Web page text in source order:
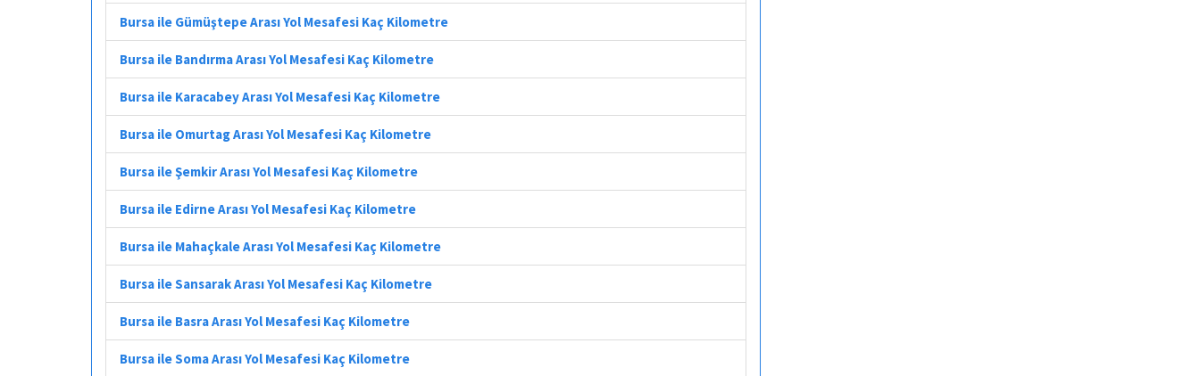
Bursa ile Gümüştepe Arası Yol Mesafesi Kaç Kilometre
Bursa ile Bandırma Arası Yol Mesafesi Kaç Kilometre
Bursa ile Karacabey Arası Yol Mesafesi Kaç Kilometre
Bursa ile Omurtag Arası Yol Mesafesi Kaç Kilometre
Bursa ile Şemkir Arası Yol Mesafesi Kaç Kilometre
Bursa ile Edirne Arası Yol Mesafesi Kaç Kilometre
Bursa ile Mahaçkale Arası Yol Mesafesi Kaç Kilometre
Bursa ile Sansarak Arası Yol Mesafesi Kaç Kilometre
Bursa ile Basra Arası Yol Mesafesi Kaç Kilometre
Bursa ile Soma Arası Yol Mesafesi Kaç Kilometre